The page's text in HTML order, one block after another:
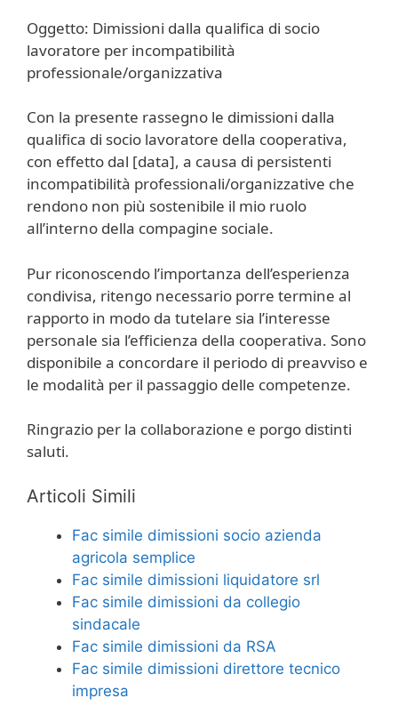
Oggetto: Dimissioni dalla qualifica di socio
lavoratore per incompatibilità
professionale/organizzativa
Con la presente rassegno le dimissioni dalla
qualifica di socio lavoratore della cooperativa,
con effetto dal [data], a causa di persistenti
incompatibilità professionali/organizzative che
rendono non più sostenibile il mio ruolo
all’interno della compagine sociale.
Pur riconoscendo l’importanza dell’esperienza
condivisa, ritengo necessario porre termine al
rapporto in modo da tutelare sia l’interesse
personale sia l’efficienza della cooperativa. Sono
disponibile a concordare il periodo di preavviso e
le modalità per il passaggio delle competenze.
Ringrazio per la collaborazione e porgo distinti
saluti.
Articoli Simili
Fac simile ​dimissioni socio azienda
agricola semplice​​​
Fac simile dimissioni liquidatore srl
Fac simile dimissioni da collegio
sindacale
Fac simile dimissioni da RSA​​
Fac simile dimissioni direttore tecnico
impresa​​